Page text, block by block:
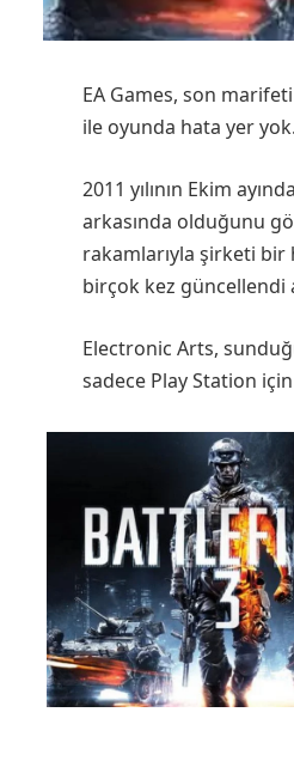
EA Games, son
ile oyunda hata yer yok.
2011 yılının Ekim
arkasında olduğunu
rakamlarıyla şirketi bir
birçok kez güncellendi
Electronic Arts,
sadece Play Station